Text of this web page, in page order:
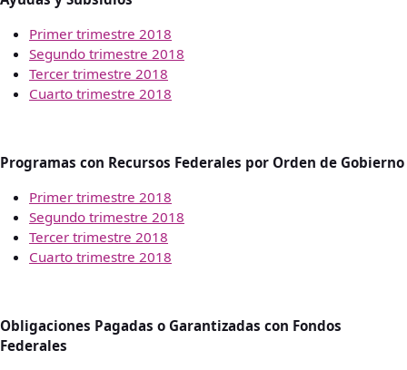
Primer trimestre 2018
Segundo trimestre 2018
Tercer trimestre 2018
Cuarto trimestre 2018
Programas con Recursos Federales por Orden de Gobierno
Primer trimestre 2018
Segundo trimestre 2018
Tercer trimestre 2018
Cuarto trimestre 2018
Obligaciones Pagadas o Garantizadas con Fondos
Federales